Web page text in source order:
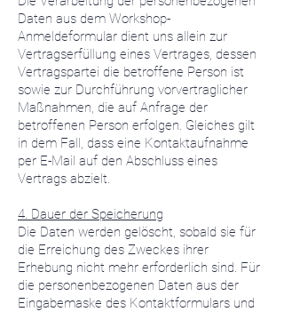
Daten aus dem Workshop-
Anmeldeformular dient uns allein zur
Vertragserfüllung eines Vertrages, dessen
Vertragspartei die betroffene Person ist
sowie zur Durchführung vorvertraglicher
Maßnahmen, die auf Anfrage der
betroffenen Person erfolgen. Gleiches gilt
in dem Fall, dass eine Kontaktaufnahme
per E-Mail auf den Abschluss eines
Vertrags abzielt.
4. Dauer der Speicherung
Die Daten werden gelöscht, sobald sie für
die Erreichung des Zweckes ihrer
Erhebung nicht mehr erforderlich sind. Für
die personenbezogenen Daten aus der
Eingabemaske des Kontaktformulars und